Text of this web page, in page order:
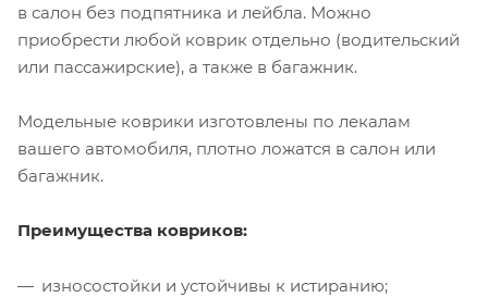
в салон без подпятника и лейбла. Можно
приобрести любой коврик отдельно (водительский
или пассажирские), а также в багажник.
Модельные коврики изготовлены по лекалам
вашего автомобиля, плотно ложатся в салон или
багажник.
Преимущества ковриков:
износостойки и устойчивы к истиранию;